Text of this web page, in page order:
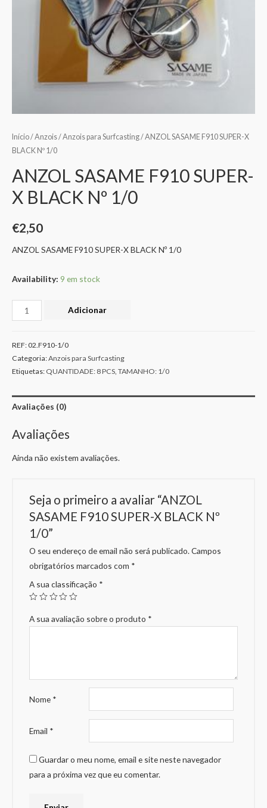
Início/Anzois/Anzois para Surfcasting/ ANZOL SASAME F910 SUPER-X
BLACK Nº 1/0
ANZOL SASAME F910 SUPER-
X BLACK Nº 1/0
€2,50
ANZOL SASAME F910 SUPER-X BLACK Nº 1/0
Availability: 9 em stock
Adicionar
REF:02.F910-1/0
Categoria:Anzois para Surfcasting
Etiquetas: QUANTIDADE: 8 PCS, TAMANHO: 1/0
Avaliações (0)
Avaliações
Ainda não existem avaliações.
Seja o primeiro a avaliar “ANZOL
SASAME F910 SUPER-X BLACK Nº
1/0”
O seu endereço de email não será publicado. Campos
obrigatórios marcados com *
A sua classificação *
A sua avaliação sobre o produto *
Nome *
Email *
Guardar o meu nome, email e site neste navegador
para a próxima vez que eu comentar.